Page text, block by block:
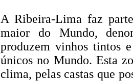
A Ribeira-Lima faz
maior do Mundo,
produzem vinhos tintos
únicos no Mundo. Esta
clima, pelas castas que